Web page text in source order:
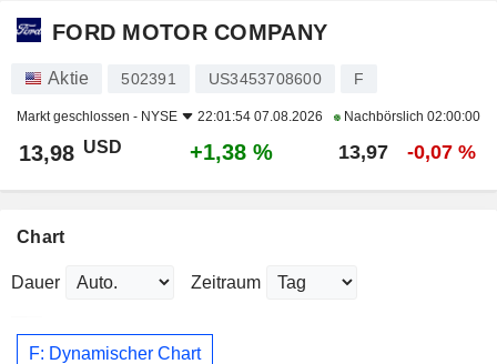
FORD MOTOR COMPANY
Aktie 502391 US3453708600 F
Markt geschlossen - NYSE 22:01:54 07.08.2026 Nachbörslich 02:00:00
13,98 USD +1,38 % 13,97 -0,07 %
Chart
Dauer Zeitraum
F: Dynamischer Chart